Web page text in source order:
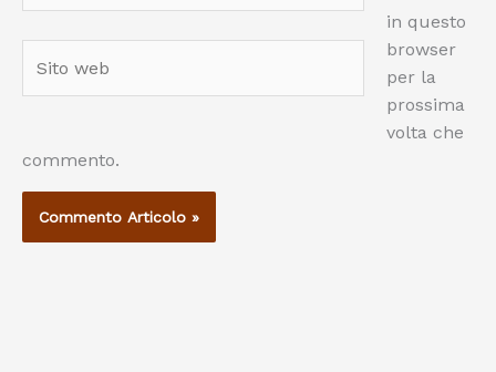
web
in questo
browser
per la
prossima
volta che
commento.